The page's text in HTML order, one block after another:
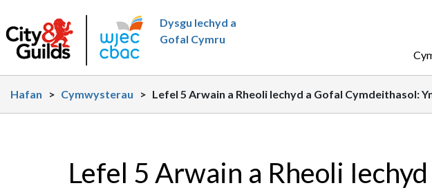
Dysgu Iechyd a
Gofal Cymru
Hafan > Cymwysterau > Lefel 5 Arwain a Rheoli Iechyd a Gofal Cymdeithasol:
Lefel 5 Arwain a Rheoli